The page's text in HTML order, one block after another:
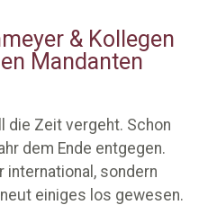
& Kollegen
Mandanten
die Zeit vergeht. Schon
dem Ende entgegen.
international, sondern
einiges los gewesen.